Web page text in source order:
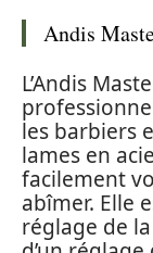
Andis
L’Andis
les barbiers
lames en
facilement
abîmer. Elle
réglage de